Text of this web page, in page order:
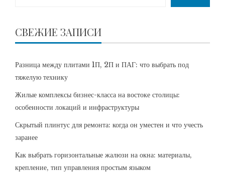
СВЕЖИЕ ЗАПИСИ
Разница между плитами 1П, 2П и ПАГ: что выбрать под
тяжелую технику
Жилые комплексы бизнес-класса на востоке столицы:
особенности локаций и инфраструктуры
Скрытый плинтус для ремонта: когда он уместен и что учесть
заранее
Как выбрать горизонтальные жалюзи на окна: материалы,
крепление, тип управления простым языком